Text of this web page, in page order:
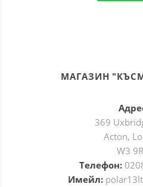
МАГАЗИН
369
Acton,
W3
Телефон:
Имейл: